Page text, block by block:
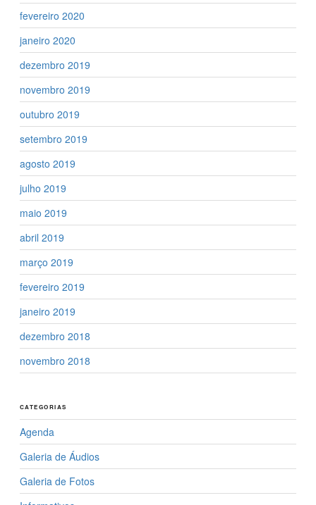
fevereiro 2020
janeiro 2020
dezembro 2019
novembro 2019
outubro 2019
setembro 2019
agosto 2019
julho 2019
maio 2019
abril 2019
março 2019
fevereiro 2019
janeiro 2019
dezembro 2018
novembro 2018
CATEGORIAS
Agenda
Galeria de Áudios
Galeria de Fotos